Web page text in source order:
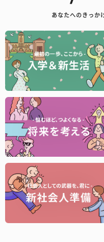
あなたへのきっか